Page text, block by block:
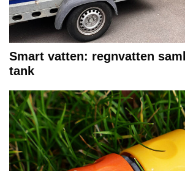
Smart vatten: regnvatten
tank